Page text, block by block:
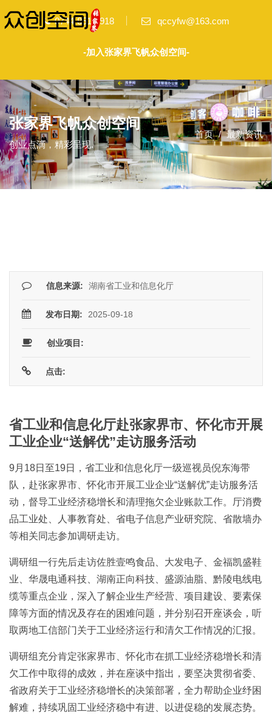
0744-8518-918 qccyfw@163.com
-加入张家界飞帆众创空间-
张家界飞帆众创空间
创业点滴，精彩呈现.
首页 最新资讯
信息来源: 湖南省工业和信息化厅
发布日期: 2025-09-18
创业项目:
点击:
省工业和信息化厅赴张家界市、怀化市开展
工业企业“送解优”走访服务活动
9月18日至19日，省工业和信息化厅一级巡视员倪东海带
队，赴张家界市、怀化市开展工业企业“送解优”走访服务活
动，督导工业经济稳增长和清理拖欠企业账款工作。厅消费
品工业处、人事教育处、省电子信息产业研究院、省散墙办
等相关同志参加调研走访。
调研组一行先后走访佐胜壹鸣食品、大发电子、金福凯盛鞋
业、华晟电通科技、湖南正向科技、盛源油脂、黔陵电线电
缆等重点企业，深入了解企业生产经营、项目建设、要素保
障等方面的情况及存在的困难问题，并分别召开座谈会，听
取两地工信部门关于工业经济运行和清欠工作情况的汇报。
调研组充分肯定张家界市、怀化市在抓工业经济稳增长和清
欠工作中取得的成效，并在座谈中指出，要坚决贯彻省委、
省政府关于工业经济稳增长的决策部署，全力帮助企业纾困
解难，持续巩固工业经济稳中有进、以进促稳的发展态势。